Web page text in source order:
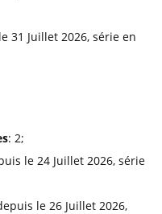
31 Juillet 2026, série en
: 2;
le 24 Juillet 2026, série
le 26 Juillet 2026,